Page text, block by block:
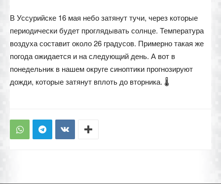
В Уссурийске 16 мая небо затянут тучи, через которые
периодически будет проглядывать солнце. Температура
воздуха составит около 26 градусов. Примерно такая же
погода ожидается и на следующий день. А вот в
понедельник в нашем округе синоптики прогнозируют
дожди, которые затянут вплоть до вторника. 🌡